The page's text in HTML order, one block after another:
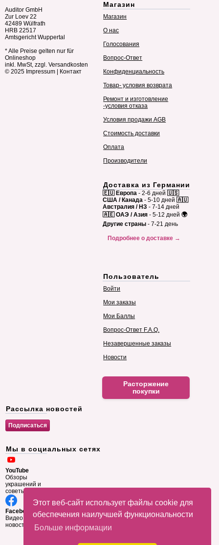
Этот веб-сайт использует файлы cookie для
обеспечения наилучшей функциональности
Больше информации
Auditor GmbH
Zur Loev 22
42489 Wülfrath
HRB 22517
Amtsgericht Wuppertal
* Alle Preise gelten nur für
Onlineshop
inkl. MwSt, zzgl. Versandkosten
© 2025 Impressum Контакт
Магазин
Магазин
О нас
Голосования
Вопрос-Ответ
Конфиденциальность
Товар- условия возврата
Ремонт и изготовление
-условия отказа
Условия продажи AGB
Стоимость доставки
Оплата
Производители
Доставка из Германии
🇪🇺 Европа - 2-6 дней 🇺🇸
США / Канада - 5-10 дней 🇦🇺
Австралия / НЗ - 7-14 дней
🇦🇪 ОАЭ / Азия - 5-12 дней 🌍
Другие страны - 7-21 день
Подробнее о доставке →
Пользователь
Войти
Мои заказы
Мои Баллы
Вопрос-Ответ F.A.Q.
Незавершенные заказы
Новости
Расторжение
покупки
Рассылка новостей
Мы в социальных сетях
YouTube
Обзоры
украшений и
советы
Facebook
Видео и
новости